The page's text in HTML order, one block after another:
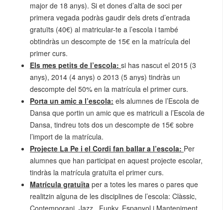
major de 18 anys). Si et dones d’alta de soci per
primera vegada podràs gaudir dels drets d’entrada
gratuïts (40€) al matricular-te a l’escola i també
obtindràs un descompte de 15€ en la matrícula del
primer curs.
Els mes petits de l’escola: si has nascut el 2015 (3
anys), 2014 (4 anys) o 2013 (5 anys) tindràs un
descompte del 50% en la matrícula el primer curs.
Porta un amic a l’escola: els alumnes de l’Escola de
Dansa que portin un amic que es matriculi a l’Escola de
Dansa, tindreu tots dos un descompte de 15€ sobre
l’import de la matrícula.
Projecte La Pe i el Cordi fan ballar a l’escola: Per
alumnes que han participat en aquest projecte escolar,
tindràs la matrícula gratuïta el primer curs.
Matrícula gratuïta per a totes les mares o pares que
realitzin alguna de les disciplines de l’escola: Clàssic,